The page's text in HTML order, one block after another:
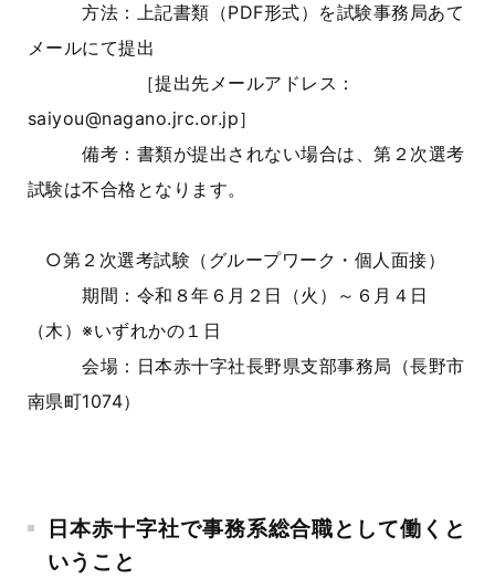
方法：上記書類（PDF形式）を試験事務局あて
メールにて提出
［提出先メールアドレス：
saiyou@nagano.jrc.or.jp］
備考：書類が提出されない場合は、第２次選考
試験は不合格となります。
○第２次選考試験（グループワーク・個人面接）
期間：令和８年６月２日（火）～６月４日
（木）※いずれかの１日
会場：日本赤十字社長野県支部事務局（長野市
南県町1074）
日本赤十字社で事務系総合職として働くと
いうこと